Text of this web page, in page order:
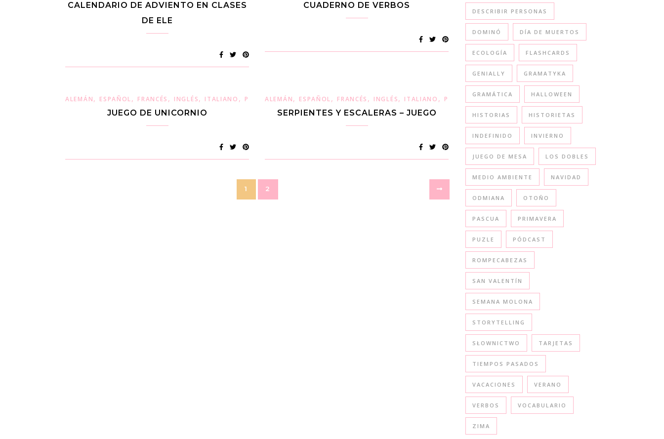
CALENDARIO DE ADVIENTO EN CLASES
DE ELE
CUADERNO DE VERBOS
ALEMÁN, ESPAÑOL, FRANCÉS , INGLÉS, ITALIANO , POLACO
JUEGO DE UNICORNIO
ALEMÁN, ESPAÑOL, FRANCÉS , INGLÉS, ITALIANO , POLACO
SERPIENTES Y ESCALERAS – JUEGO
1 2
DESCRIBIR PERSONAS
DOMINÓ DÍA DE MUERTOS
ECOLOGÍA FLASHCARDS
GENIALLY GRAMATYKA
GRAMÁTICA HALLOWEEN
HISTORIAS HISTORIETAS
INDEFINIDO INVIERNO
JUEGO DE MESA LOS DOBLES
MEDIO AMBIENTE NAVIDAD
ODMIANA OTOÑO
PASCUA PRIMAVERA
PUZLE PÓDCAST
ROMPECABEZAS
SAN VALENTÍN
SEMANA MOLONA
STORYTELLING
SŁOWNICTWO TARJETAS
TIEMPOS PASADOS
VACACIONES VERANO
VERBOS VOCABULARIO
ZIMA